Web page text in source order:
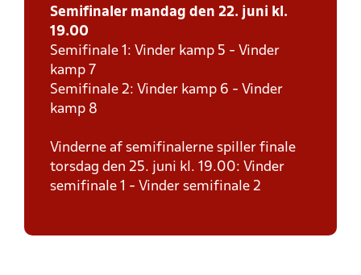
Semifinaler mandag den 22. juni kl.
19.00
Semifinale 1: Vinder kamp 5 - Vinder
kamp 7
Semifinale 2: Vinder kamp 6 - Vinder
kamp 8
Vinderne af semifinalerne spiller finale
torsdag den 25. juni kl. 19.00: Vinder
semifinale 1 - Vinder semifinale 2